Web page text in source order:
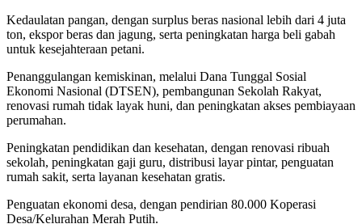
Kedaulatan pangan, dengan surplus beras nasional lebih dari 4 juta
ton, ekspor beras dan jagung, serta peningkatan harga beli gabah
untuk kesejahteraan petani.
Penanggulangan kemiskinan, melalui Dana Tunggal Sosial
Ekonomi Nasional (DTSEN), pembangunan Sekolah Rakyat,
renovasi rumah tidak layak huni, dan peningkatan akses pembiayaan
perumahan.
Peningkatan pendidikan dan kesehatan, dengan renovasi ribuah
sekolah, peningkatan gaji guru, distribusi layar pintar, penguatan
rumah sakit, serta layanan kesehatan gratis.
Penguatan ekonomi desa, dengan pendirian 80.000 Koperasi
Desa/Kelurahan Merah Putih.